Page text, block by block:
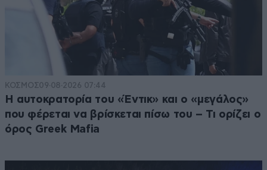
ΚΟΣΜΟΣ09·08·2026 07:44
Η αυτοκρατορία του «Έντικ» και ο «μεγάλος»
που φέρεται να βρίσκεται πίσω του – Τι ορίζει ο
όρος Greek Mafia